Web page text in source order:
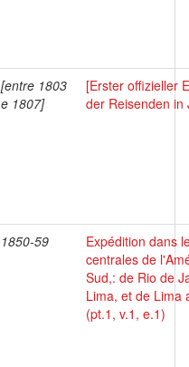
[entre 1803
e 1807]
[Erster offizieller
der Reisenden in
1850-59
Expédition dans
centrales de
Sud,: de Rio de
Lima, et de Lima
(pt.1, v.1, e.1)